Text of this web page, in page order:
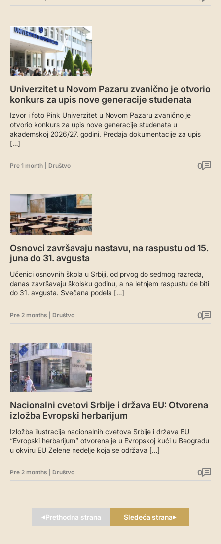
Univerzitet u Novom Pazaru zvanično je otvorio
konkurs za upis nove generacije studenata
Izvor i foto Pink Univerzitet u Novom Pazaru zvanično je
otvorio konkurs za upis nove generacije studenata u
akademskoj 2026/27. godini. Predaja dokumentacije za upis
[…]
Pre 1 month Društvo 0
Osnovci završavaju nastavu, na raspustu od 15.
juna do 31. avgusta
Učenici osnovnih škola u Srbiji, od prvog do sedmog razreda,
danas završavaju školsku godinu, a na letnjem raspustu će biti
do 31. avgusta. Svečana podela […]
Pre 2 months Društvo 0
Nacionalni cvetovi Srbije i država EU: Otvorena
izložba Evropski herbarijum
Izložba ilustracija nacionalnih cvetova Srbije i država EU
“Evropski herbarijum” otvorena je u Evropskoj kući u Beogradu
u okviru EU Zelene nedelje koja se održava […]
Pre 2 months Društvo 0
Prethodna strana Sledeća strana